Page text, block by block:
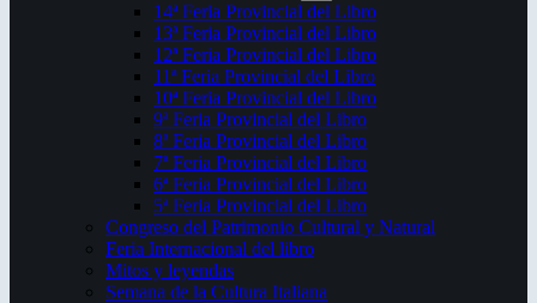
14ª Feria Provincial del Libro
13ª Feria Provincial del Libro
12ª Feria Provincial del Libro
11ª Feria Provincial del Libro
10ª Feria Provincial del Libro
9ª Feria Provincial del Libro
8ª Feria Provincial del Libro
7ª Feria Provincial del Libro
6ª Feria Provincial del Libro
5ª Feria Provincial del Libro
Congreso del Patrimonio Cultural y Natural
Feria Internacional del libro
Mitos y leyendas
Semana de la Cultura Italiana